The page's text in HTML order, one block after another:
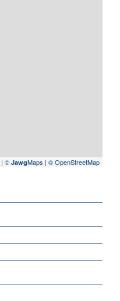
| © JawgMaps | © OpenStreetMap